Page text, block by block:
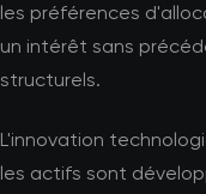
les préférences
un intérêt sans
structurels.
L'innovation
les actifs sont